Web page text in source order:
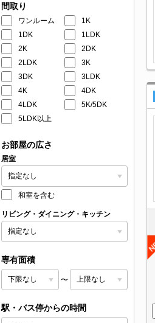
間取り
ワンルーム
1K
1DK
1LDK
2K
2DK
2LDK
3K
3DK
3LDK
4K
4DK
4LDK
5K/5DK
5LDK以上
お部屋の広さ
居室
和室を含む
リビング・ダイニング・キッチン
専有面積
〜
駅・バス停からの時間